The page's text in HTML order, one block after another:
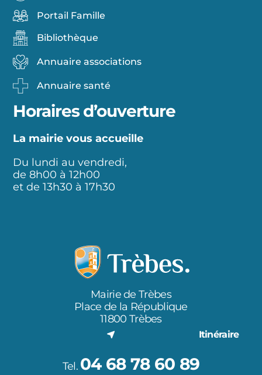
Portail Famille
Bibliothèque
Annuaire associations
Annuaire santé
Horaires d’ouverture
La mairie vous accueille
Du lundi au vendredi,
de 8h00 à 12h00
et de 13h30 à 17h30
Mairie de Trèbes
Place de la République
11800 Trèbes
Itinéraire
Tel. 04 68 78 60 89